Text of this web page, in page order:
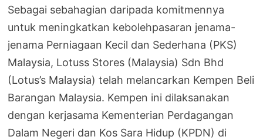
Sebagai sebahagian daripada komitmennya
untuk meningkatkan kebolehpasaran jenama-
jenama Perniagaan Kecil dan Sederhana (PKS)
Malaysia, Lotuss Stores (Malaysia) Sdn Bhd
(Lotus’s Malaysia) telah melancarkan Kempen Beli
Barangan Malaysia. Kempen ini dilaksanakan
dengan kerjasama Kementerian Perdagangan
Dalam Negeri dan Kos Sara Hidup (KPDN) di